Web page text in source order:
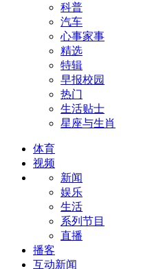
科普
汽车
心事家事
精选
特辑
早报校园
热门
生活贴士
星座与生肖
体育
视频
新闻
娱乐
生活
系列节目
直播
播客
互动新闻